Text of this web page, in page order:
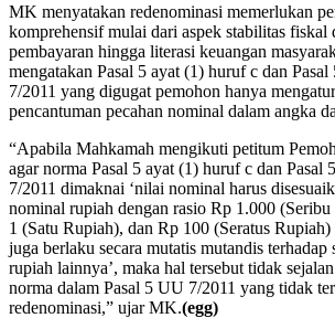
MK menyatakan redenominasi memerlukan
komprehensif mulai dari aspek stabilitas fiskal
pembayaran hingga literasi keuangan
mengatakan Pasal 5 ayat (1) huruf c dan
7/2011 yang digugat pemohon hanya
pencantuman pecahan nominal dalam angka
“Apabila Mahkamah mengikuti petitum
agar norma Pasal 5 ayat (1) huruf c dan
7/2011 dimaknai ‘nilai nominal harus
nominal rupiah dengan rasio Rp 1.000
1 (Satu Rupiah), dan Rp 100 (Seratus
juga berlaku secara mutatis mutandis terhadap
rupiah lainnya’, maka hal tersebut tidak
norma dalam Pasal 5 UU 7/2011 yang tidak
redenominasi,” ujar MK.(egg)